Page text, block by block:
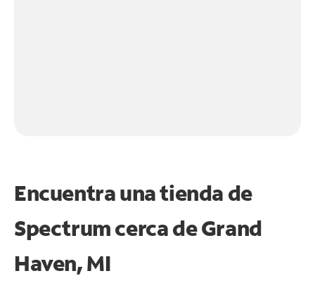
Encuentra una tienda de
Spectrumcerca de Grand
Haven, MI